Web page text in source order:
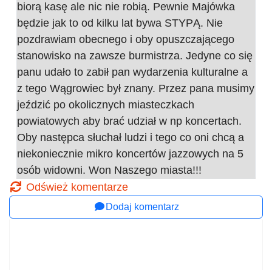
biorą kasę ale nic nie robią. Pewnie Majówka
będzie jak to od kilku lat bywa STYPĄ. Nie
pozdrawiam obecnego i oby opuszczającego
stanowisko na zawsze burmistrza. Jedyne co się
panu udało to zabił pan wydarzenia kulturalne a
z tego Wągrowiec był znany. Przez pana musimy
jeździć po okolicznych miasteczkach
powiatowych aby brać udział w np koncertach.
Oby następca słuchał ludzi i tego co oni chcą a
niekoniecznie mikro koncertów jazzowych na 5
osób widowni. Won Naszego miasta!!!
Odśwież komentarze
Dodaj komentarz